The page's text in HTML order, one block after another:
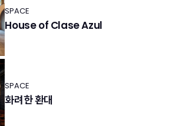
SPACE
House of Clase Azul
SPACE
화려한 환대